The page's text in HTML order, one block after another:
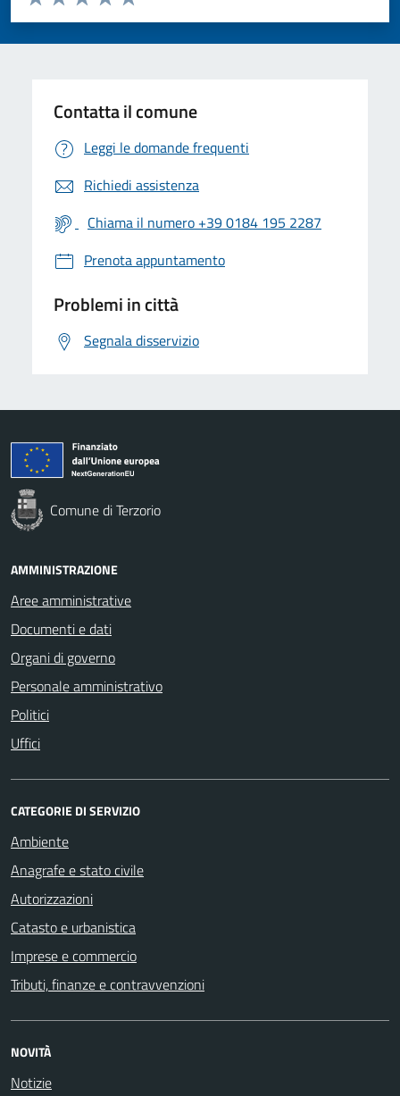
Valuta 5 stelle su 5
Valuta 4 stelle su 5
Valuta 3 stelle su 5
Valuta 2 stelle su 5
Valuta 1 stelle su 5
Contatta il comune
Leggi le domande frequenti
Richiedi assistenza
Chiama il numero +39 0184 195 2287
Prenota appuntamento
Problemi in città
Segnala disservizio
Comune di Terzorio
AMMINISTRAZIONE
Aree amministrative
Documenti e dati
Organi di governo
Personale amministrativo
Politici
Uffici
CATEGORIE DI SERVIZIO
Ambiente
Anagrafe e stato civile
Autorizzazioni
Catasto e urbanistica
Imprese e commercio
Tributi, finanze e contravvenzioni
NOVITÀ
Notizie